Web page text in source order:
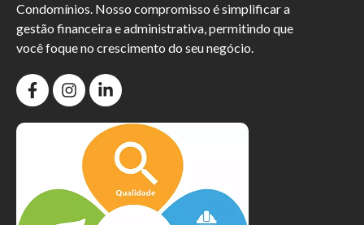
Condomínios. Nosso compromisso é simplificar a
gestão financeira e administrativa, permitindo que
você foque no crescimento do seu negócio.